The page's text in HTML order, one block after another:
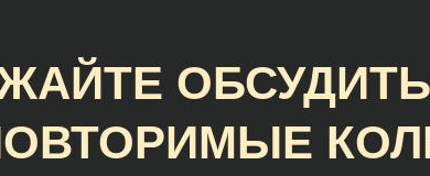
ОБСУДИТЬ